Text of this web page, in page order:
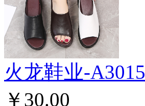
火龙鞋业-A3015
￥30.00